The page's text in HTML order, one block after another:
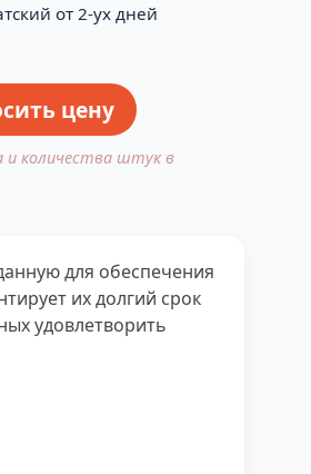
от 2-ух дней
цену
и количества штук в
для обеспечения
их долгий срок
удовлетворить